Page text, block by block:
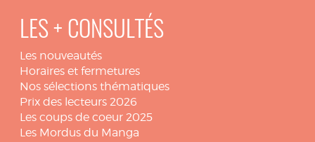
LES + CONSULTÉS
Les nouveautés
Horaires et fermetures
Nos sélections thématiques
Prix des lecteurs 2026
Les coups de coeur 2025
Les Mordus du Manga